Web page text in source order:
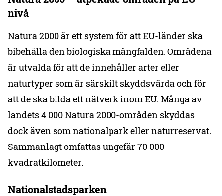
nivå
Natura 2000 är ett system för att EU-länder ska
bibehålla den biologiska mångfalden. Områdena
är utvalda för att de innehåller arter eller
naturtyper som är särskilt skyddsvärda och för
att de ska bilda ett nätverk inom EU. Många av
landets 4 000 Natura 2000-områden skyddas
dock även som nationalpark eller naturreservat.
Sammanlagt omfattas ungefär 70 000
kvadratkilometer.
Nationalstadsparken